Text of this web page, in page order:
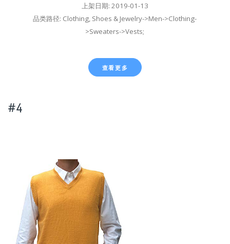
上架日期: 2019-01-13
品类路径: Clothing, Shoes & Jewelry->Men->Clothing-
>Sweaters->Vests;
查看更多
#4